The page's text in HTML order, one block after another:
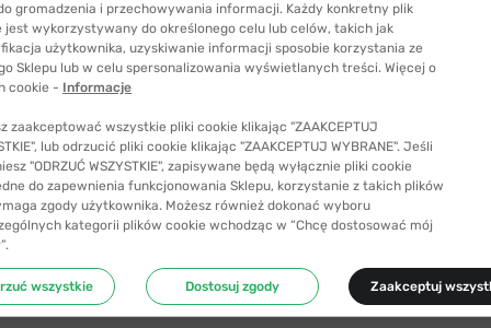
Szerokość szkła
53 mm
odpowiedni rozmiar
gromadzenia i przechowywania informacji. Każdy konkretny plik
jest wykorzystywany do określonego celu lub celów, takich jak
użytkownika, uzyskiwanie informacji sposobie korzystania ze
Sklepu lub w celu spersonalizowania wyświetlanych treści. Więcej o
cookie - Informacje
zaakceptować wszystkie pliki cookie klikając "ZAAKCEPTUJ
lub odrzucić pliki cookie klikając "ZAAKCEPTUJ WYBRANE". Jeśli
"ODRZUĆ WSZYSTKIE", zapisywane będą wyłącznie pliki cookie
do zapewnienia funkcjonowania Sklepu, korzystanie z takich plików
zgody użytkownika. Możesz również dokonać wyboru
kategorii plików cookie wchodząc w “Chcę dostosować mój
wszystkie Dostosuj zgody Zaakceptuj